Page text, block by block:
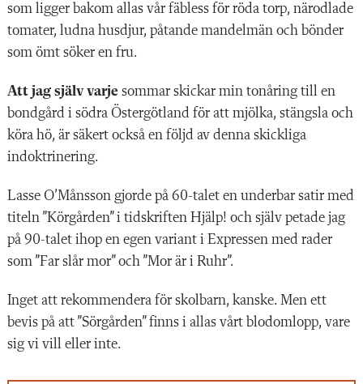
som ligger bakom allas vår fäbless för röda torp, närodlade
tomater, ludna husdjur, påtande mandelmän och bönder
som ömt söker en fru.
Att jag själv varje sommar skickar min tonåring till en
bondgård i södra Östergötland för att mjölka, stängsla och
köra hö, är säkert också en följd av denna skickliga
indoktrinering.
Lasse O’Månsson gjorde på 60-talet en underbar satir med
titeln ”Körgården” i tidskriften Hjälp! och själv petade jag
på 90-talet ihop en egen variant i Expressen med rader
som ”Far slår mor” och ”Mor är i Ruhr”.
Inget att rekommendera för skolbarn, kanske. Men ett
bevis på att ”Sörgården” finns i allas vårt blodomlopp, vare
sig vi vill eller inte.